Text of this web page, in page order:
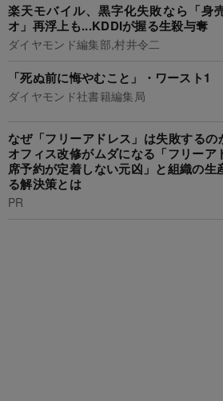
楽天モバイル、黒字化失敗なら「身
オ」再浮上も...KDDIが握る生殺与奪
ダイヤモンド編集部,村井令二
「死ぬ前に悔やむこと」・ワースト1
ダイヤモンド社書籍編集局
なぜ「フリーアドレス」は失敗するの
オフィス改修がムダになる「フリーア
席予約が定着しない元凶」と組織の生
る解決策とは
PR